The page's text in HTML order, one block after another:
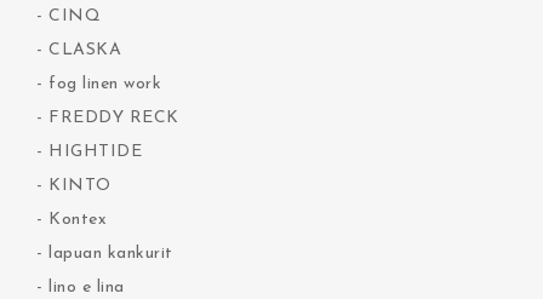
CINQ
CLASKA
fog linen work
FREDDY RECK
HIGHTIDE
KINTO
Kontex
lapuan kankurit
lino e lina